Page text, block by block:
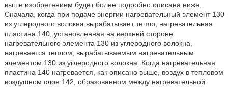
выше изобретением будет более подробно описана ниже.
Сначала, когда при подаче энергии нагревательный элемент 130
из углеродного волокна вырабатывает тепло, нагревательная
пластина 140, установленная на верхней стороне
нагревательного элемента 130 из углеродного волокна,
нагревается теплом, вырабатываемым нагревательным
элементом 130 из углеродного волокна. Когда нагревательная
пластина 140 нагревается, как описано выше, воздух в тепловом
воздушном слое 142, образованном между нагревательной